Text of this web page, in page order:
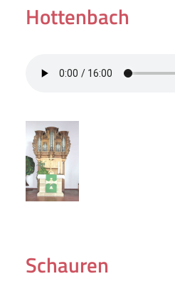
Hottenbach
Schauren